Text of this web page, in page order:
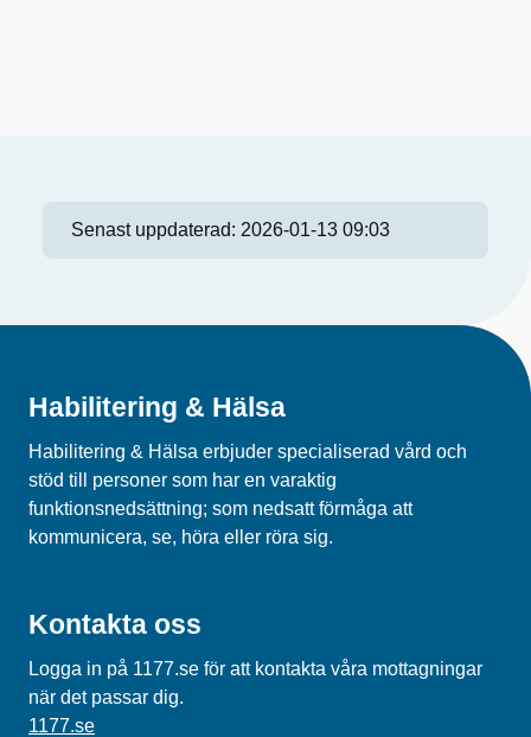
Senast uppdaterad: 2026-01-13 09:03
Habilitering & Hälsa
Habilitering & Hälsa erbjuder specialiserad vård och
stöd till personer som har en varaktig
funktionsnedsättning; som nedsatt förmåga att
kommunicera, se, höra eller röra sig.
Kontakta oss
Logga in på 1177.se för att kontakta våra mottagningar
när det passar dig.
1177.se